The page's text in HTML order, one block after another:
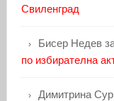
Свиленград
Бисер Недев
по избирателна
Димитрина